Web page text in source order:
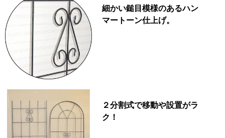
細かい鎚目模様のあるハン
マートーン仕上げ。
２分割式で移動や設置がラ
ク！